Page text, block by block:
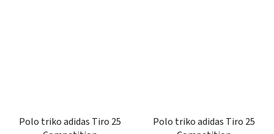
Polo triko adidas Tiro 25
Polo triko adidas Tiro 25